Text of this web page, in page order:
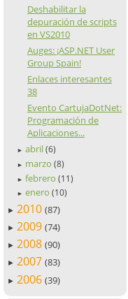
Deshabilitar la
depuración de scripts
en VS2010
Auges: ¡ASP.NET User
Group Spain!
Enlaces interesantes
38
Evento CartujaDotNet:
Programación de
Aplicaciones...
► abril (6)
► marzo (8)
► febrero (11)
► enero (10)
► 2010 (87)
► 2009 (74)
► 2008 (90)
► 2007 (83)
► 2006 (39)